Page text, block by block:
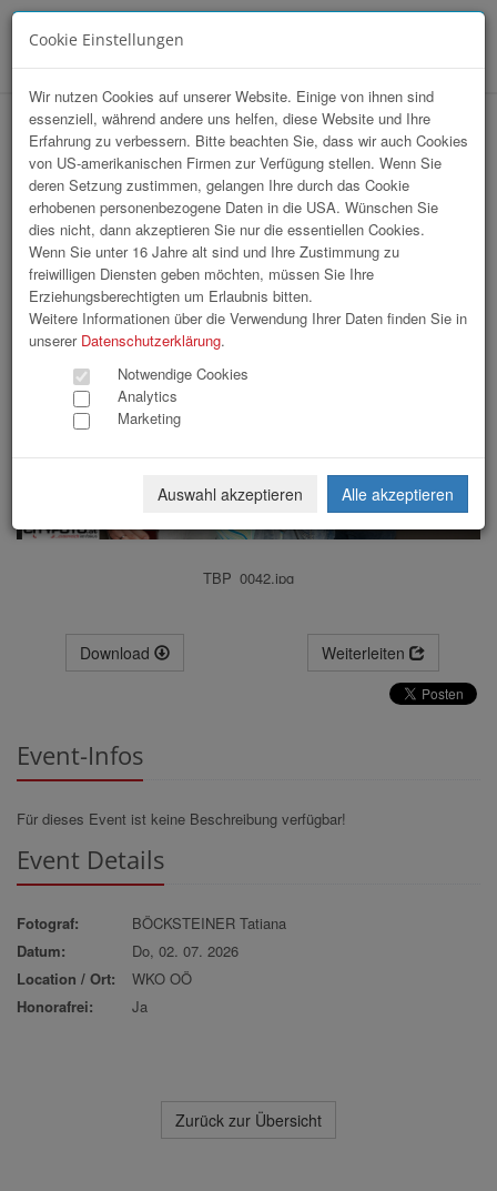
Branchentag G'sundheitshandwerker
2026
TBP_0042.jpg
Download Weiterleiten
Event-Infos
Für dieses Event ist keine Beschreibung verfügbar!
Event Details
Fotograf:
BÖCKSTEINER Tatiana
Datum:
Do, 02. 07. 2026
Location / Ort:
WKO OÖ
Honorafrei:
Ja
Zurück zur Übersicht
Cookie Einstellungen
Wir nutzen Cookies auf unserer Website. Einige von ihnen sind
essenziell, während andere uns helfen, diese Website und Ihre
Erfahrung zu verbessern. Bitte beachten Sie, dass wir auch Cookies
von US-amerikanischen Firmen zur Verfügung stellen. Wenn Sie
deren Setzung zustimmen, gelangen Ihre durch das Cookie
erhobenen personenbezogene Daten in die USA. Wünschen Sie
dies nicht, dann akzeptieren Sie nur die essentiellen Cookies.
Wenn Sie unter 16 Jahre alt sind und Ihre Zustimmung zu
freiwilligen Diensten geben möchten, müssen Sie Ihre
Erziehungsberechtigten um Erlaubnis bitten.
Weitere Informationen über die Verwendung Ihrer Daten finden Sie in
unserer Datenschutzerklärung.
Notwendige Cookies
Analytics
Marketing
Auswahl akzeptieren Alle akzeptieren